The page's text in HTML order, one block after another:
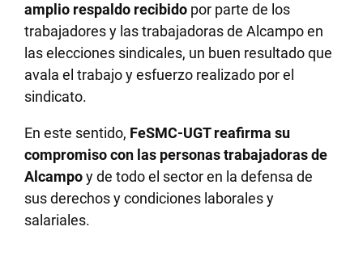
amplio respaldo recibido por parte de los
trabajadores y las trabajadoras de Alcampo en
las elecciones sindicales, un buen resultado que
avala el trabajo y esfuerzo realizado por el
sindicato.
En este sentido, FeSMC-UGT reafirma su
compromiso con las personas trabajadoras de
Alcampoy de todo el sector en la defensa de
sus derechos y condiciones laborales y
salariales.